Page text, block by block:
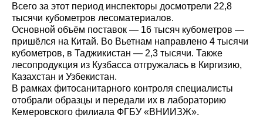
Всего за этот период инспекторы досмотрели 22,8
тысячи кубометров лесоматериалов.
Основной объём поставок — 16 тысяч кубометров —
пришёлся на Китай. Во Вьетнам направлено 4 тысячи
кубометров, в Таджикистан — 2,3 тысячи. Также
лесопродукция из Кузбасса отгружалась в Киргизию,
Казахстан и Узбекистан.
В рамках фитосанитарного контроля специалисты
отобрали образцы и передали их в лабораторию
Кемеровского филиала ФГБУ «ВНИИЗЖ».